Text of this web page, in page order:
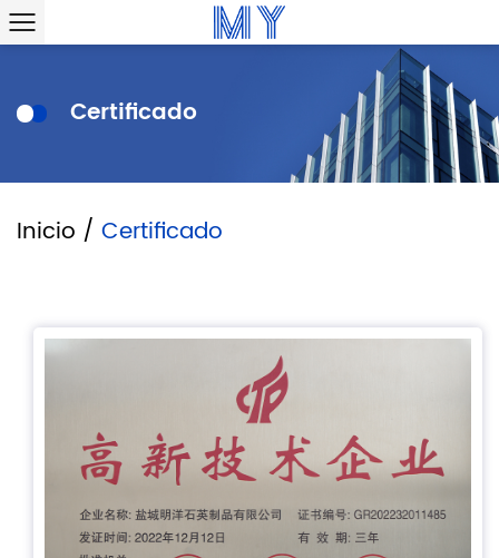
Certificado
Inicio / Certificado